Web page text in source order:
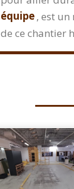
équipe, est
de ce chantier